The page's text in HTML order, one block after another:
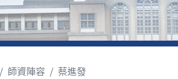
師資陣容 蔡進發